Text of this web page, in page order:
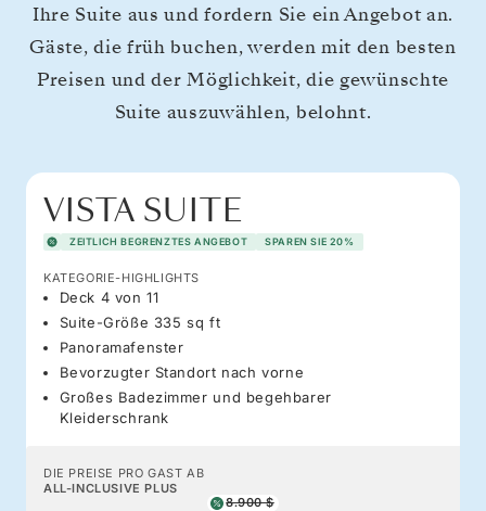
Ihre Suite aus und fordern Sie ein Angebot an.
Gäste, die früh buchen, werden mit den besten
Preisen und der Möglichkeit, die gewünschte
Suite auszuwählen, belohnt.
VISTA SUITE
ZEITLICH BEGRENZTES ANGEBOT SPAREN SIE 20%
KATEGORIE-HIGHLIGHTS
Deck 4 von 11
Suite-Größe 335 sq ft
Panoramafenster
Bevorzugter Standort nach vorne
Großes Badezimmer und begehbarer
Kleiderschrank
DIE PREISE PRO GAST AB
ALL-INCLUSIVE PLUS
8.900 $